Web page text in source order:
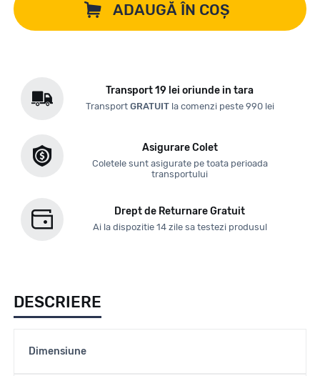
ADAUGĂ ÎN COȘ
Transport 19 lei oriunde in tara
Transport GRATUITla comenzi peste 990 lei
Asigurare Colet
Coletele sunt asigurate pe toata perioada
transportului
Drept de Returnare Gratuit
Ai la dispozitie 14 zile sa testezi produsul
DESCRIERE
Dimensiune